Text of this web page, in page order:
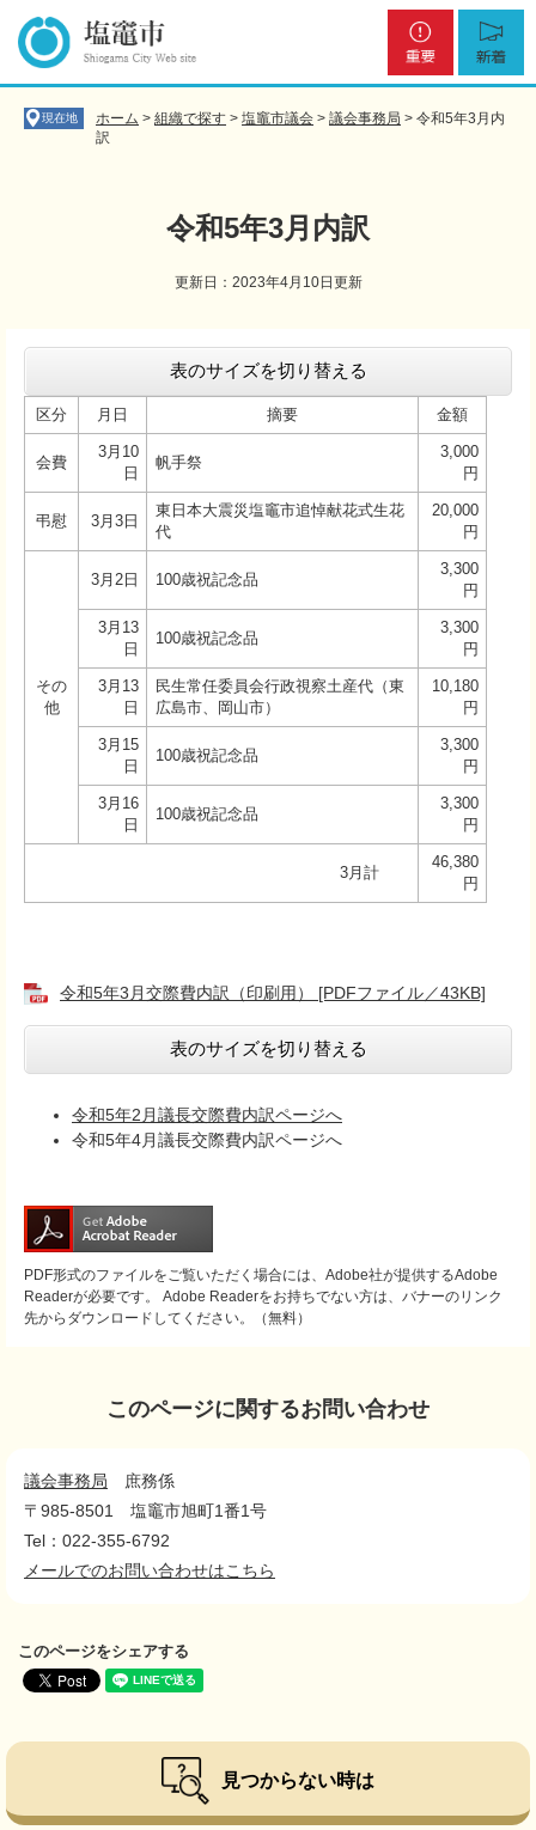
の
ー
現在地 ホーム > 組織で探す > 塩竈市議会 > 議会事務局 > 令和5年3月内
訳
令和5年3月内訳
更新日：2023年4月10日更新
表のサイズを切り替える
区分 月日 摘要 金額
会費
3月10
日
帆手祭
3,000
円
弔慰 3月3日
東日本大震災塩竈市追悼献花式生花
代
20,000
円
その
他
3月2日 100歳祝記念品
3,300
円
3月13
日
100歳祝記念品
3,300
円
3月13
日
民生常任委員会行政視察土産代（東
広島市、岡山市）
10,180
円
3月15
日
100歳祝記念品
3,300
円
3月16
日
100歳祝記念品
3,300
円
3月計
46,380
円
令和5年3月交際費内訳（印刷用） [PDFファイル／43KB]
表のサイズを切り替える
令和5年2月議長交際費内訳ページへ
令和5年4月議長交際費内訳ページへ
PDF形式のファイルをご覧いただく場合には、Adobe社が提供するAdobe
Readerが必要です。
Adobe Readerをお持ちでない方は、バナーのリンク
先からダウンロードしてください。（無料）
このページに関するお問い合わせ
議会事務局
庶務係
〒985-8501
塩竈市旭町1番1号
Tel：022-355-6792
メールでのお問い合わせはこちら
このページをシェアする
見つからない時は